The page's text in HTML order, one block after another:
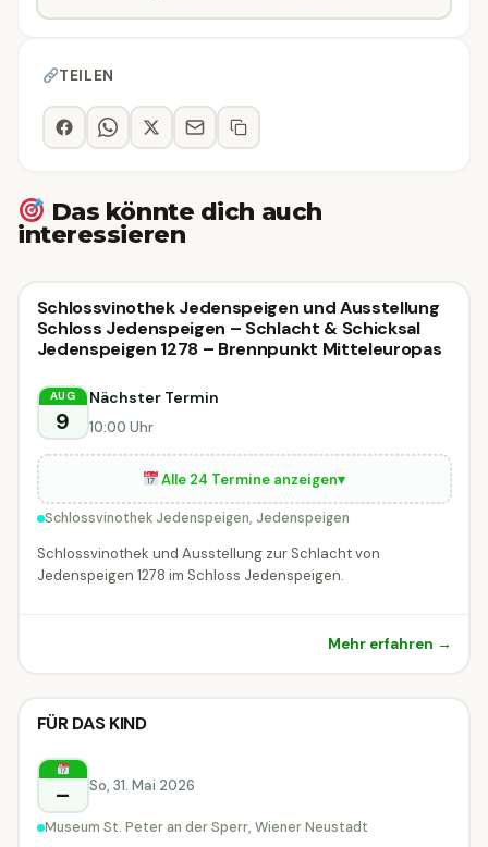
TEILEN
Das könnte dich auch
interessieren
🖼
Ausstellung & Vernissage
Jedenspeigen
🖼 Ausstellung & Vernissage HEUTE
Schlossvinothek Jedenspeigen und Ausstellung
Schloss Jedenspeigen – Schlacht & Schicksal
Jedenspeigen 1278 – Brennpunkt Mitteleuropas
AUG
9
Nächster Termin
10:00 Uhr
Alle 24 Termine anzeigen▾
Schlossvinothek Jedenspeigen, Jedenspeigen
Schlossvinothek und Ausstellung zur Schlacht von
Jedenspeigen 1278 im Schloss Jedenspeigen.
Mehr erfahren →
Ausstellung & Vernissage
Wiener Neustadt
🖼 Ausstellung & Vernissage
FÜR DAS KIND
– So, 31. Mai 2026
Museum St. Peter an der Sperr, Wiener Neustadt